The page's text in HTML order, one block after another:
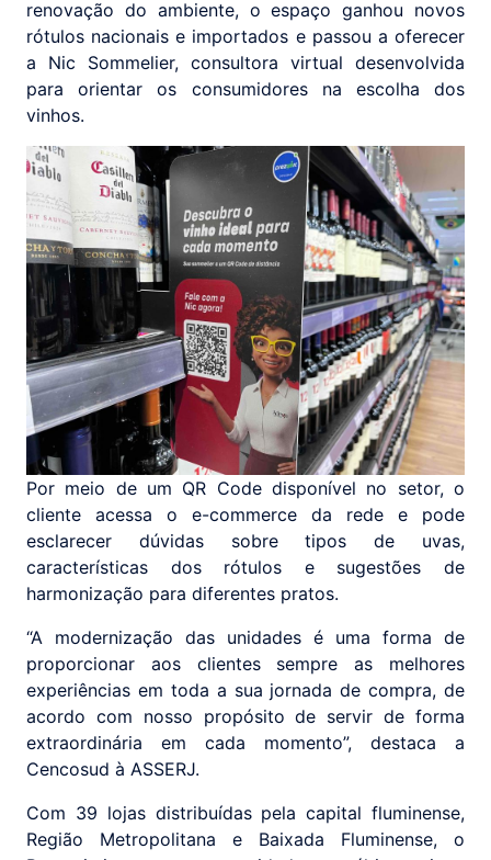
renovação do ambiente, o espaço ganhou novos
rótulos nacionais e importados e passou a oferecer
a Nic Sommelier, consultora virtual desenvolvida
para orientar os consumidores na escolha dos
vinhos.
Por meio de um QR Code disponível no setor, o
cliente acessa o e-commerce da rede e pode
esclarecer dúvidas sobre tipos de uvas,
características dos rótulos e sugestões de
harmonização para diferentes pratos.
“A modernização das unidades é uma forma de
proporcionar aos clientes sempre as melhores
experiências em toda a sua jornada de compra, de
acordo com nosso propósito de servir de forma
extraordinária em cada momento”, destaca a
Cencosud à ASSERJ.
Com 39 lojas distribuídas pela capital fluminense,
Região Metropolitana e Baixada Fluminense, o